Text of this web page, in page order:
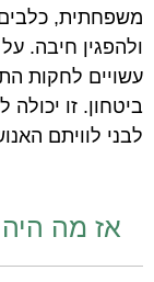
משפחתית,
ולהפגין חיבה.
עשויים לחקות
ביטחון. זו
לבני לוויתם
אז מה